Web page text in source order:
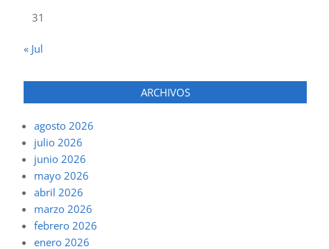
31
« Jul
ARCHIVOS
agosto 2026
julio 2026
junio 2026
mayo 2026
abril 2026
marzo 2026
febrero 2026
enero 2026